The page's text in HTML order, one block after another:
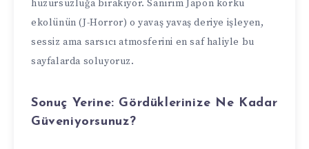
huzursuzluğa bırakıyor. Sanırım Japon korku
ekolünün (J-Horror) o yavaş yavaş deriye işleyen,
sessiz ama sarsıcı atmosferini en saf haliyle bu
sayfalarda soluyoruz.
Sonuç Yerine: Gördüklerinize Ne Kadar
Güveniyorsunuz?